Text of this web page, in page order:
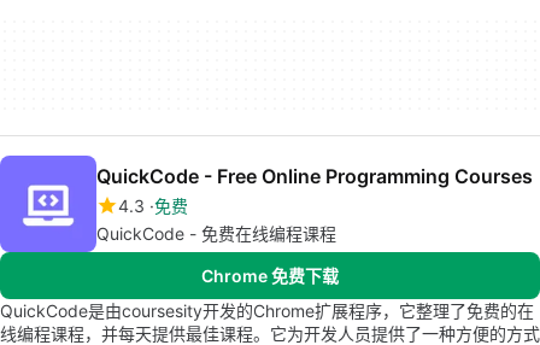
QuickCode - Free Online Programming Courses
4.3 免费
QuickCode - 免费在线编程课程
Chrome 免费下载
QuickCode是由coursesity开发的Chrome扩展程序，它整理了免费的在
线编程课程，并每天提供最佳课程。它为开发人员提供了一种方便的方式